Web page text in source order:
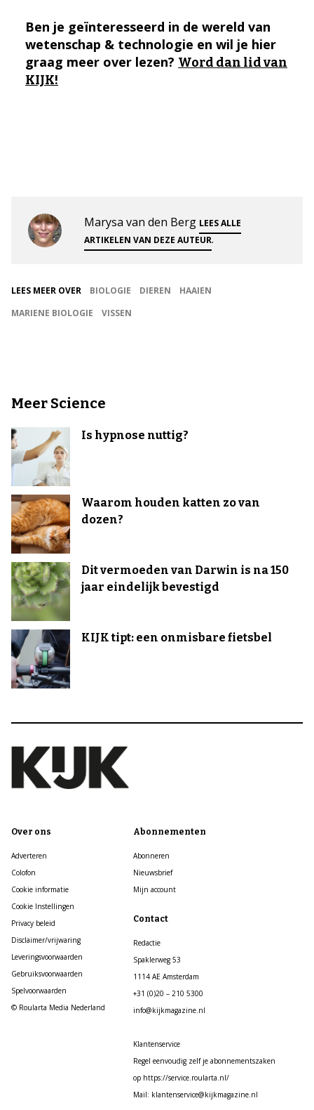
Ben je geïnteresseerd in de wereld van
wetenschap & technologie en wil je hier
graag meer over lezen? Word dan lid van
KIJK!
Marysa van den Berg LEES ALLE
ARTIKELEN VAN DEZE AUTEUR.
LEES MEER OVER BIOLOGIE DIEREN
HAAIEN
MARIENE BIOLOGIE
VISSEN
Meer Science
Is hypnose nuttig?
Waarom houden katten zo van
dozen?
Dit vermoeden van Darwin is na 150
jaar eindelijk bevestigd
KIJK tipt: een onmisbare fietsbel
Over ons
Adverteren
Colofon
Cookie informatie
Cookie Instellingen
Privacy beleid
Disclaimer/vrijwaring
Leveringsvoorwaarden
Gebruiksvoorwaarden
Spelvoorwaarden
© Roularta Media Nederland
Abonnementen
Abonneren
Nieuwsbrief
Mijn account
Contact
Redactie
Spaklerweg 53
1114 AE Amsterdam
+31 (0)20 – 210 5300
info@kijkmagazine.nl
Klantenservice
Regel eenvoudig zelf je abonnementszaken
op https://service.roularta.nl/
Mail: klantenservice@kijkmagazine.nl